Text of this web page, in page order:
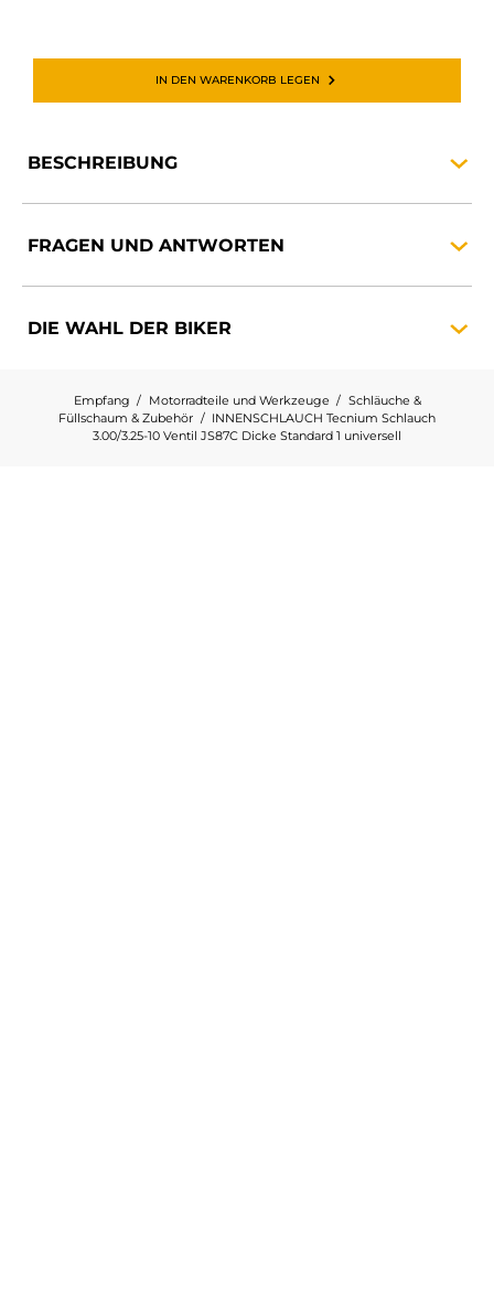
IN DEN WARENKORB LEGEN
BESCHREIBUNG
FRAGEN UND ANTWORTEN
DIE WAHL DER BIKER
Empfang Motorradteile und Werkzeuge
Schläuche &
Füllschaum & Zubehör
INNENSCHLAUCH Tecnium Schlauch
3.00/3.25-10 Ventil JS87C Dicke Standard 1 universell